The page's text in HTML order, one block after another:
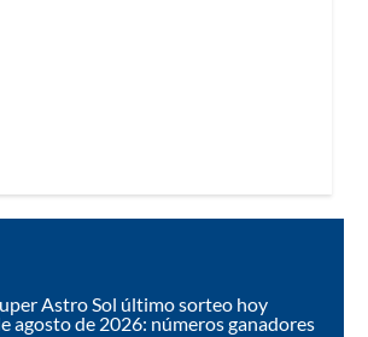
Astro Sol último sorteo hoy
agosto de 2026: números ganadores